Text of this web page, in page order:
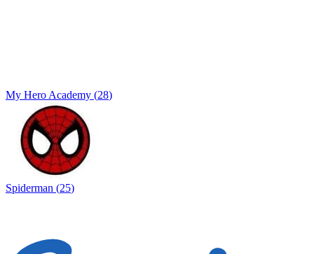
My Hero Academy (28)
Spiderman (25)